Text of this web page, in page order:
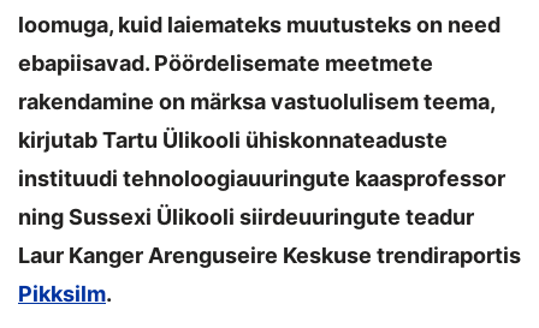
loomuga, kuid laiemateks muutusteks on need
ebapiisavad. Pöördelisemate meetmete
rakendamine on märksa vastuolulisem teema,
kirjutab Tartu Ülikooli ühiskonnateaduste
instituudi tehnoloogiauuringute kaasprofessor
ning Sussexi Ülikooli siirdeuuringute teadur
Laur Kanger Arenguseire Keskuse trendiraportis
Pikksilm.